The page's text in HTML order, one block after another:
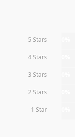
5 Stars
4 Stars
3 Stars
2 Stars
1 Star